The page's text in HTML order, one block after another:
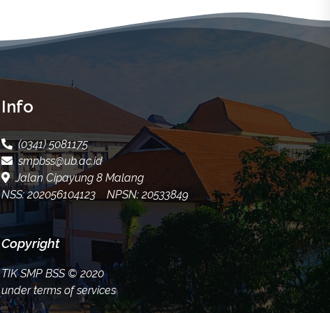
Info
(0341) 5081175
smpbss@ub.ac.id
Jalan Cipayung 8 Malang
NSS: 202056104123 NPSN: 20533849
Copyright
TIK SMP BSS© 2020
under terms of services